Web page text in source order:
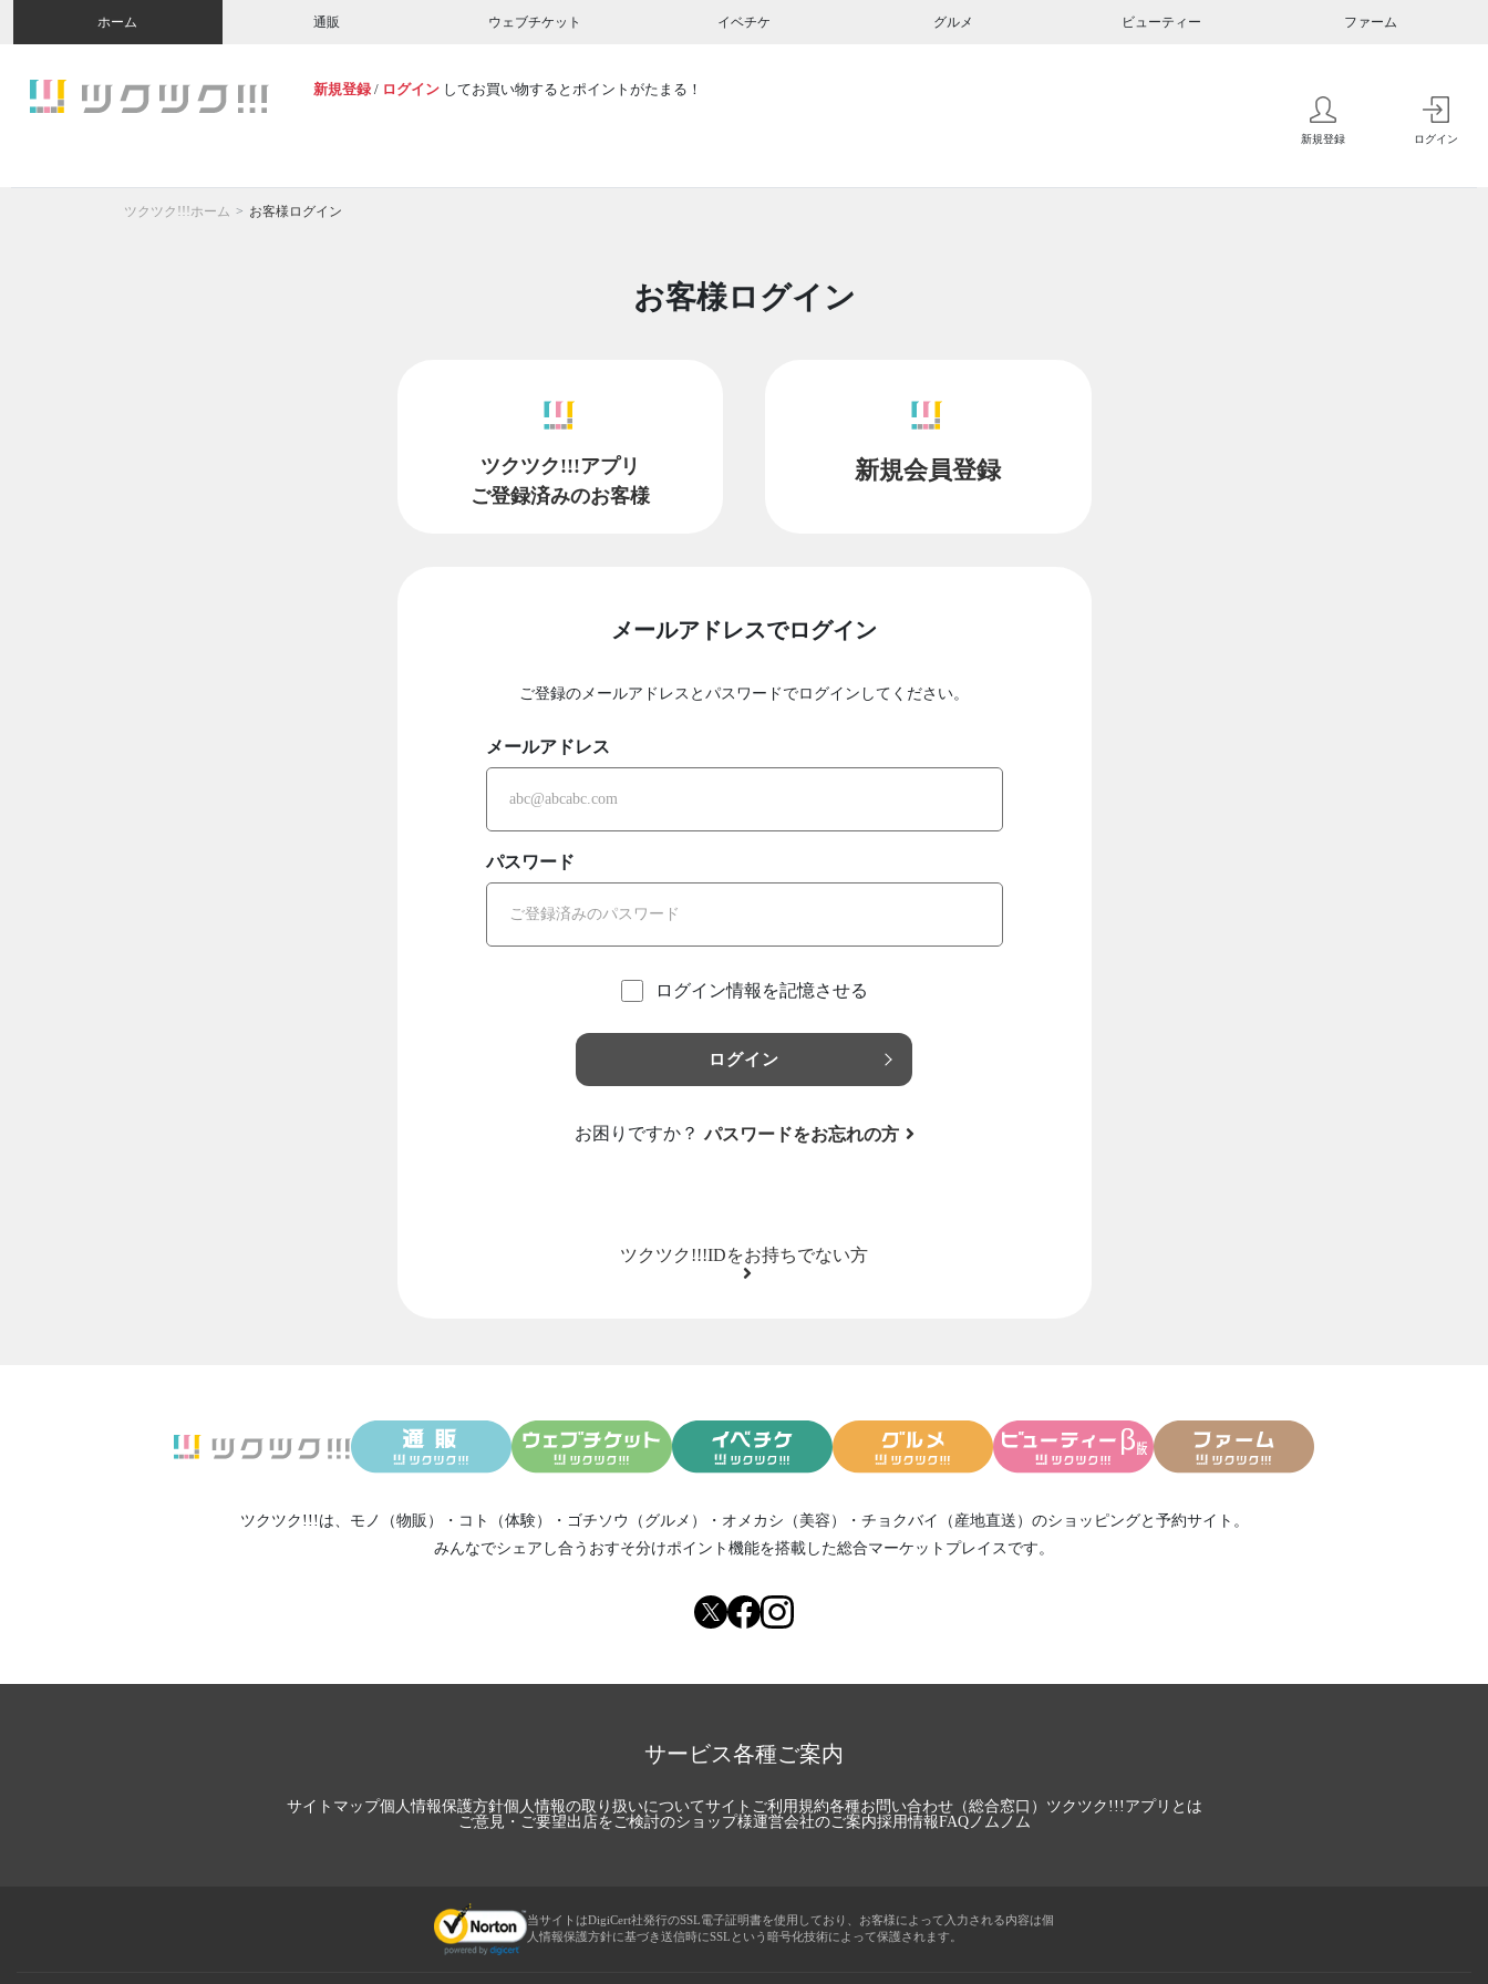
ホーム 通販 ウェブチケット イベチケ グルメ ビューティー ファーム
新規登録 / ログイン してお買い物するとポイントがたまる！
新規登録 ログイン
ツクツク!!!ホーム お客様ログイン
お客様ログイン
ツクツク!!!アプリ
ご登録済みのお客様
新規会員登録
メールアドレスでログイン
ご登録のメールアドレスとパスワードでログインしてください。
メールアドレス
パスワード
ログイン情報を記憶させる
ログイン
お困りですか？ パスワードをお忘れの方
ツクツク!!!IDをお持ちでない方
ツクツク!!!は、 モノ（物販） ・ コト（体験） ・ ゴチソウ（グルメ） ・ オメカシ（美容） ・ チョクバイ（産地直送） のショッピングと予約サイト。
みんなでシェアし合う おすそ分けポイント機能を搭載した総合マーケットプレイスです。
サービス各種ご案内
サイトマップ個人情報保護方針個人情報の取り扱いについてサイトご利用規約各種お問い合わせ（総合窓口） ツクツク!!!アプリとは
ご意見・ご要望出店をご検討のショップ様運営会社のご案内採用情報FAQノムノム
当サイトはDigiCert社発行のSSL電子証明書を使用しており、お客様によって入力される内容は個
人情報保護方針に基づき送信時にSSLという暗号化技術によって保護されます。